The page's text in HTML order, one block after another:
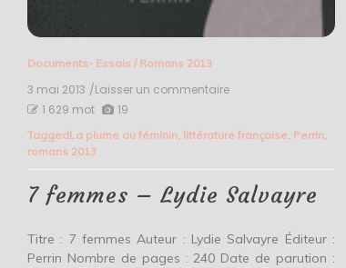
Documents- Essais / Romans 2013
3 mai 2013 /Laisser un commentaireon
–
1 629 mot 19
TaggedLa plume au féminin, littérature française, Perrin,
romans 2013
7 femmes – Lydie Salvayre
Titre : 7 femmes Auteur : Lydie Salvayre Éditeur :
Perrin Nombre de pages : 240 Date de parution :